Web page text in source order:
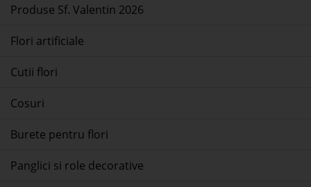
Produse Sf. Valentin 2026
Flori artificiale
Cutii flori
Cosuri
Burete pentru flori
Panglici si role decorative